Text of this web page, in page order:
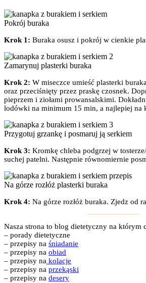
Pokrój buraka
Krok 1: Buraka osusz i pokrój w cienkie
Zamarynuj plasterki buraka
Krok 2: W miseczce umieść plasterki
oraz przeciśnięty przez praskę czosnek.
pieprzem i ziołami prowansalskimi.
lodówki na minimum 15 min, a najlepiej na
Przygotuj grzankę i posmaruj ją serkiem
Krok 3: Kromkę chleba podgrzej w
suchej patelni. Następnie równomiernie
Na górze rozłóż plasterki buraka
Krok 4: Na górze rozłóż buraka. Zjedz od
Nasza strona to blog dietetyczny na którym
– porady dietetyczne
– przepisy na śniadanie
– przepisy na obiad
– przepisy na kolacje
– przepisy na przekąski
– przepisy na desery